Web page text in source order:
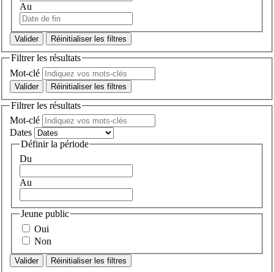
Au
Réinitialiser les filtres
Filtrer les résultats
Mot-clé
Réinitialiser les filtres
Filtrer les résultats
Mot-clé
Dates
Définir la période
Du
Au
Jeune public
Oui
Non
Réinitialiser les filtres